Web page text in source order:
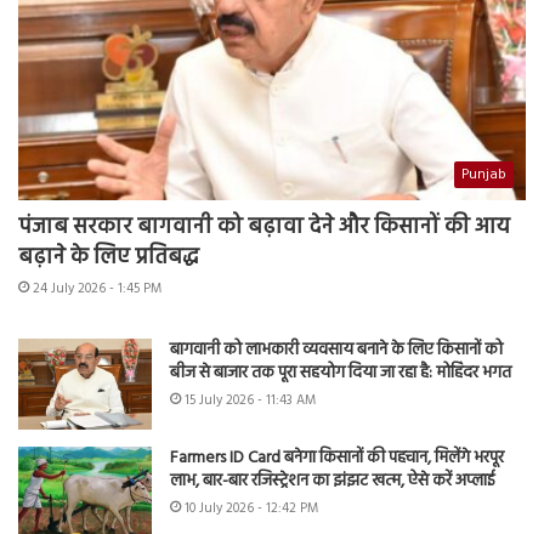
Punjab
पंजाब सरकार बागवानी को बढ़ावा देने और किसानों की आय
बढ़ाने के लिए प्रतिबद्ध
24 July 2026 - 1:45 PM
बागवानी को लाभकारी व्यवसाय बनाने के लिए किसानों को
बीज से बाजार तक पूरा सहयोग दिया जा रहा है: मोहिंदर भगत
15 July 2026 - 11:43 AM
Farmers ID Card बनेगा किसानों की पहचान, मिलेंगे भरपूर
लाभ, बार-बार रजिस्ट्रेशन का झंझट खत्म, ऐसे करें अप्लाई
10 July 2026 - 12:42 PM